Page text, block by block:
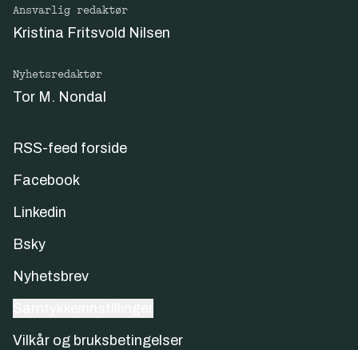
Ansvarlig redaktør
Kristina Fritsvold Nilsen
Nyhetsredaktør
Tor M. Nondal
RSS-feed forside
Facebook
Linkedin
Bsky
Nyhetsbrev
Vilkår og bruksbetingelser